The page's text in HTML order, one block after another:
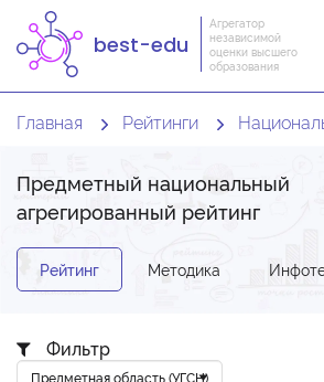
best-edu
Агрегатор
независимой
оценки высшего
образования
Главная Рейтинги
Предметный национальный
агрегированный рейтинг
Рейтинг Методика
Фильтр